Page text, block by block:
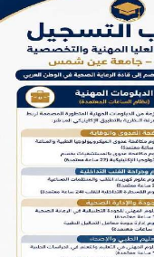
الإعلام
تواصل معنا
الطلاب
هيئة التدريس
العليا